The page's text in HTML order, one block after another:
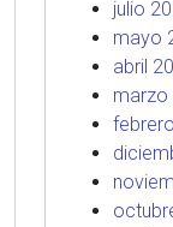
julio
mayo
abril
marzo